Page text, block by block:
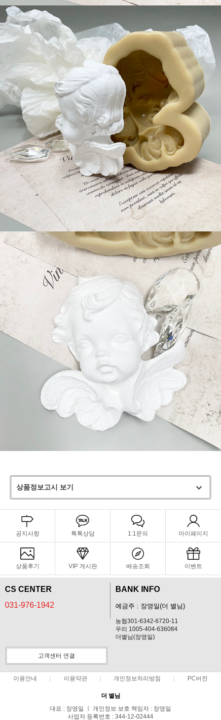
상품정보고시 보기
공지사항 톡톡상담 1:1문의 마이페이지
상품후기 VIP 게시판 배송조회 이벤트
CS CENTER
031-976-1942
BANK INFO
예금주 : 장영일(더 별님)
농협301-6342-6720-11
우리 1005-404-636084
더별님(장영일)
고객센터 연결
이용안내 이용약관 개인정보처리방침 PC버전
더 별님
대표 : 장영일 ㅣ 개인정보 보호 책임자 : 장영일
사업자 등록번호 : 344-12-02444